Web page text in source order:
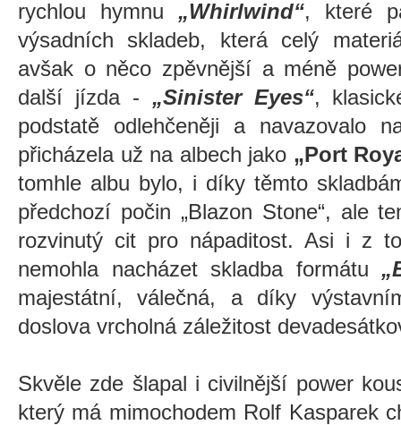
rychlou hymnu „Whirlwind“, které
výsadních skladeb, která celý
avšak o něco zpěvnější a méně
další jízda - „Sinister Eyes“,
podstatě odlehčeněji a navazovalo
přicházela už na albech jako „Port
tomhle albu bylo, i díky těmto
předchozí počin „Blazon Stone“, ale
rozvinutý cit pro nápaditost. Asi i z
nemohla nacházet skladba formátu
majestátní, válečná, a díky
doslova vrcholná záležitost
Skvěle zde šlapal i civilnější power
který má mimochodem Rolf Kasparek